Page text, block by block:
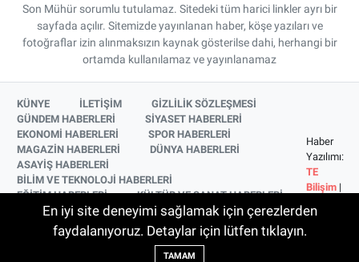
Son Mühür sorumlu tutulamaz. Sitedeki tüm harici linkler ayrı bir
sayfada açılır. Sitemizde yayınlanan haber, köşe yazıları ve
fotoğraflar izin alınmaksızın kaynak gösterilse dahi, herhangi bir
ortamda kullanılamaz ve yayınlanamaz
KÜNYE İLETİŞİM
GİZLİLİK SÖZLEŞMESİ
GÜNDEM HABERLERİ
SİYASET HABERLERİ
EKONOMİ HABERLERİ
SPOR HABERLERİ
MAGAZİN HABERLERİ
DÜNYA HABERLERİ
ASAYİŞ HABERLERİ
BİLİM VE TEKNOLOJİ HABERLERİ
EĞİTİM HABERLERİ
KÜLTÜR VE SANAT HABERLERİ
SAĞLIK HABERLERİ
YAŞAM HABERLERİ
YEREL HABERLER
İZMİR HABERLERİ
SİNEMA VE TELEVİZYON HABERLERİ
Haber
Yazılımı:
TE
Bilişim |
© 2026
En iyi site deneyimi sağlamak için çerezlerden
faydalanıyoruz. Detaylar için lütfen tıklayın.
TAMAM